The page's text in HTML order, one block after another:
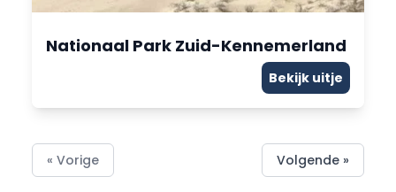
Nationaal Park Zuid-Kennemerland
Bekijk uitje
« Vorige Volgende »